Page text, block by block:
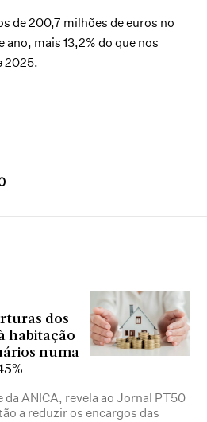
de 200,7 milhões de euros no
mais 13,2% do que nos
2025.
dos
habitação
numa
ANICA, revela ao Jornal PT50
a reduzir os encargos das